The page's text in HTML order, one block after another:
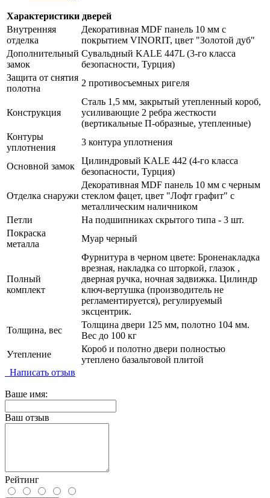
Характеристики дверей
Внутренняя
отделка
Декоративная MDF панель 10 мм с
покрытием VINORIT, цвет "Золотой дуб"
Дополнительный
замок
Сувальдный KALE 447L (3-го класса
безопасности, Турция)
Защита от снятия
полотна
2 противосъемных ригеля
Конструкция
Сталь 1,5 мм, закрытый утепленный короб,
усиливающие 2 ребра жесткости
(вертикальные П-образные, утепленные)
Контуры
уплотнения
3 контура уплотнения
Основной замок
Цилиндровый KALE 442 (4-го класса
безопасности, Турция)
Отделка снаружи
Декоративная MDF панель 10 мм с черным
стеклом фацет, цвет "Лофт графит" с
металлическим наличником
Петли
На подшипниках скрытого типа - 3 шт.
Покраска
металла
Муар черный
Полный
комплект
Фурнитура в черном цвете: Броненакладка
врезная, накладка со шторкой, глазок ,
дверная ручка, ночная задвижка. Цилиндр
ключ-вертушка (производитель не
регламентируется), регулируемый
эксцентрик.
Толщина, вес
Толщина двери 125 мм, полотно 104 мм.
Вес до 100 кг
Утепление
Короб и полотно двери полностью
утеплено базальтовой плитой
Написать отзыв
Ваше имя:
Ваш отзыв
Рейтинг